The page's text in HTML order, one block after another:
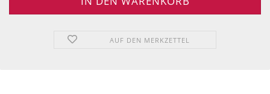
AUF DEN MERKZETTEL